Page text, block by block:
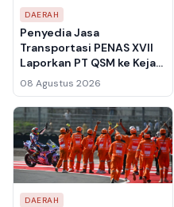
DAERAH
Penyedia Jasa
Transportasi PENAS XVII
Laporkan PT QSM ke Kejati
Gorontalo, Tagihan Rp
400 Juta Lebih Belum
Dibayar
08 Agustus 2026
DAERAH